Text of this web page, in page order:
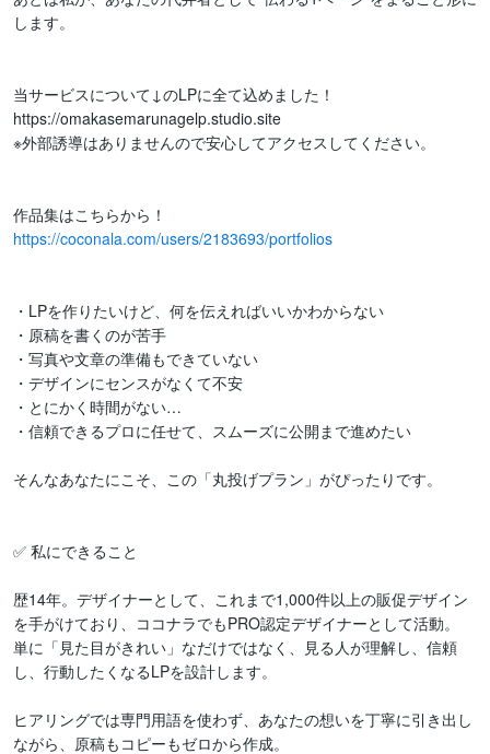
します。
当サービスについて↓のLPに全て込めました！
https://omakasemarunagelp.studio.site
※外部誘導はありませんので安心してアクセスしてください。
https://coconala.com/users/2183693/portfolios
・LPを作りたいけど、何を伝えればいいかわからない
・原稿を書くのが苦手
・写真や文章の準備もできていない
・デザインにセンスがなくて不安
・とにかく時間がない…
・信頼できるプロに任せて、スムーズに公開まで進めたい
そんなあなたにこそ、この「丸投げプラン」がぴったりです。
✅ 私にできること
歴14年。デザイナーとして、これまで1,000件以上の販促デザイン
を手がけており、ココナラでもPRO認定デザイナーとして活動。
単に「見た目がきれい」なだけではなく、見る人が理解し、信頼
し、行動したくなるLPを設計します。
ヒアリングでは専門用語を使わず、あなたの想いを丁寧に引き出し
ながら、原稿もコピーもゼロから作成。